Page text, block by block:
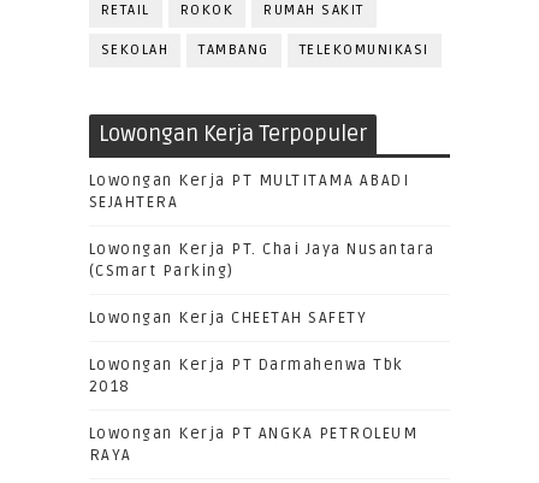
RETAIL ROKOK RUMAH SAKIT
SEKOLAH TAMBANG TELEKOMUNIKASI
Lowongan Kerja Terpopuler
Lowongan Kerja PT MULTITAMA ABADI
SEJAHTERA
Lowongan Kerja PT. Chai Jaya Nusantara
(CSmart Parking)
Lowongan Kerja CHEETAH SAFETY
Lowongan Kerja PT Darmahenwa Tbk
2018
Lowongan Kerja PT ANGKA PETROLEUM
RAYA